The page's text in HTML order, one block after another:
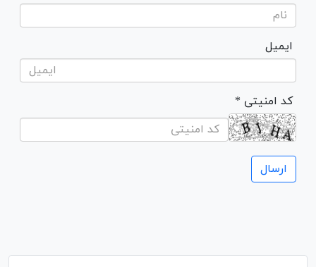
ایمیل
* کد امنیتی